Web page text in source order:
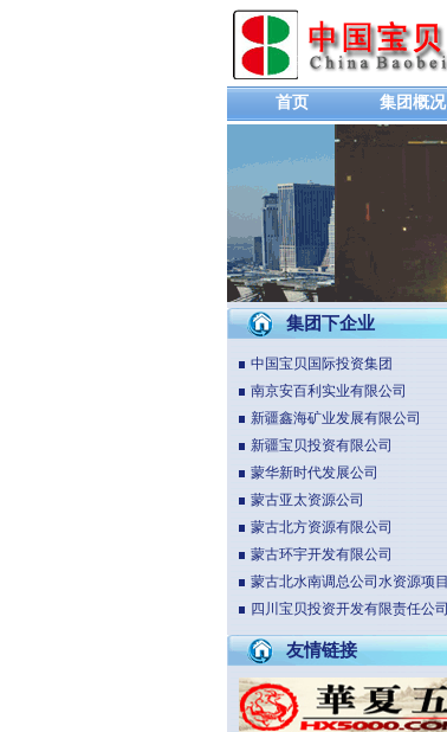
首页 集团概况
集团下企业
中国宝贝国际投资集团
南京安百利实业有限公司
新疆鑫海矿业发展有限公司
新疆宝贝投资有限公司
蒙华新时代发展公司
蒙古亚太资源公司
蒙古北方资源有限公司
蒙古环宇开发有限公司
蒙古北水南调总公司水资源项目
四川宝贝投资开发有限责任公司
友情链接